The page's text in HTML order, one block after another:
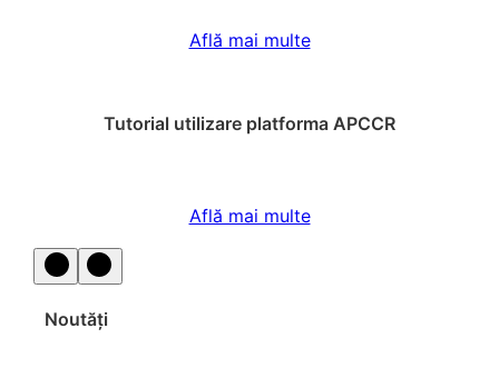
Află mai multe
Tutorial utilizare platforma APCCR
Află mai multe
Noutăți